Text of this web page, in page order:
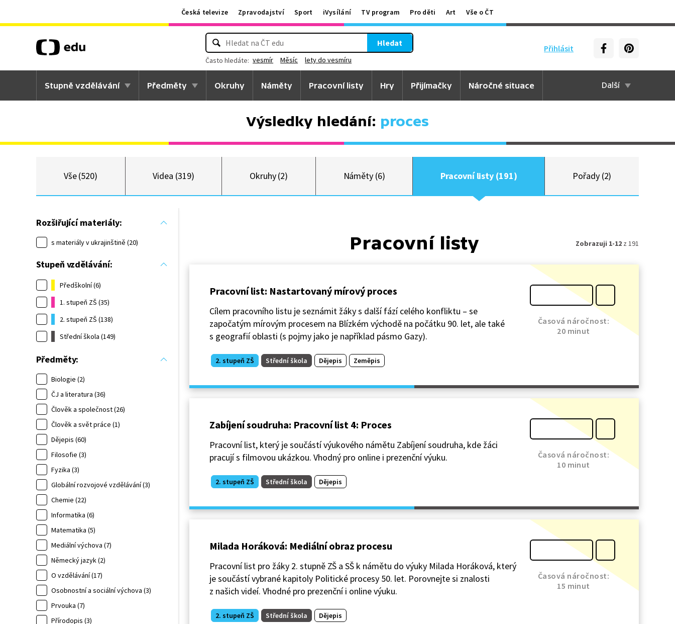
Česká televize Zpravodajství Sport iVysílání TV program Pro děti Art Vše o ČT
Přihlásit
Hledat
Často hledáte: vesmír Měsíc lety do vesmíru
Stupně vzdělávání Předměty Okruhy Náměty Pracovní listy Hry Přijímačky Náročné situace Další
Výsledky hledání: proces
Vše (520) Videa (319) Okruhy (2) Náměty (6) Pracovní listy (191) Pořady (2)
Rozšiřující materiály:
s materiály v ukrajinštině (20)
Stupeň vzdělávání:
Předškolní (6)
1. stupeň ZŠ (35)
2. stupeň ZŠ (138)
Střední škola (149)
Předměty:
Biologie (2)
ČJ a literatura (36)
Člověk a společnost (26)
Člověk a svět práce (1)
Dějepis (60)
Filosofie (3)
Fyzika (3)
Globální rozvojové vzdělávání (3)
Chemie (22)
Informatika (6)
Matematika (5)
Mediální výchova (7)
Německý jazyk (2)
O vzdělávání (17)
Osobnostní a sociální výchova (3)
Prvouka (7)
Přírodopis (3)
Pracovní listy Zobrazuji 1-12 z 191
Pracovní list: Nastartovaný mírový proces
Cílem pracovního listu je seznámit žáky s další fází celého konfliktu – se
započatým mírovým procesem na Blízkém východě na počátku 90. let, ale také
s geografií oblasti (s pojmy jako je například pásmo Gazy).
2. stupeň ZŠ Střední škola Dějepis Zeměpis
Časová náročnost:
20 minut
Zabíjení soudruha: Pracovní list 4: Proces
Pracovní list, který je součástí výukového námětu Zabíjení soudruha, kde žáci
pracují s filmovou ukázkou. Vhodný pro online i prezenční výuku.
2. stupeň ZŠ Střední škola Dějepis
Časová náročnost:
10 minut
Milada Horáková: Mediální obraz procesu
Pracovní list pro žáky 2. stupně ZŠ a SŠ k námětu do výuky Milada Horáková, který
je součástí vybrané kapitoly Politické procesy 50. let. Porovnejte si znalosti
z našich videí. Vhodné pro prezenční i online výuku.
2. stupeň ZŠ Střední škola Dějepis
Časová náročnost:
15 minut